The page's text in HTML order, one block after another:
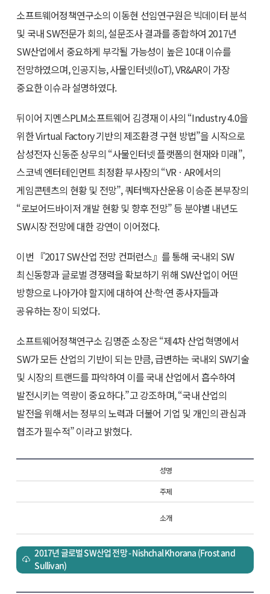
소프트웨어정책연구소의 이동현 선임연구원은 빅데이터 분석
및 국내 SW전문가 회의, 설문조사 결과를 종합하여 2017년
SW산업에서 중요하게 부각될 가능성이 높은 10대 이슈를
전망하였으며, 인공지능, 사물인터넷(IoT), VR&AR이 가장
중요한 이슈라 설명하였다.
뒤이어 지멘스PLM소프트웨어 김경재 이사의 “Industry 4.0을
위한 Virtual Factory 기반의 제조환경 구현 방법”을 시작으로
삼성전자 신동준 상무의 “사물인터넷 플랫폼의 현재와 미래”,
스코넥 엔터테인먼트 최정환 부사장의 “VRㆍAR에서의
게임콘텐츠의 현황 및 전망”, 쿼터백자산운용 이승준 본부장의
“로보어드바이저 개발 현황 및 향후 전망” 등 분야별 내년도
SW시장 전망에 대한 강연이 이어졌다.
이번 『2017 SW산업 전망 컨퍼런스』를 통해 국·내외 SW
최신동향과 글로벌 경쟁력을 확보하기 위해 SW산업이 어떤
방향으로 나아가야 할지에 대하여 산·학·연 종사자들과
공유하는 장이 되었다.
소프트웨어정책연구소 김명준 소장은 “제4차 산업혁명에서
SW가 모든 산업의 기반이 되는 만큼, 급변하는 국내외 SW기술
및 시장의 트랜드를 파악하여 이를 국내 산업에서 흡수하여
발전시키는 역량이 중요하다.”고 강조하며, “국내 산업의
발전을 위해서는 정부의 노력과 더불어 기업 및 개인의 관심과
협조가 필수적” 이라고 밝혔다.
성명
주제
소개
2017년 글로벌 SW산업 전망 - Nishchal Khorana (Frost and
Sullivan)